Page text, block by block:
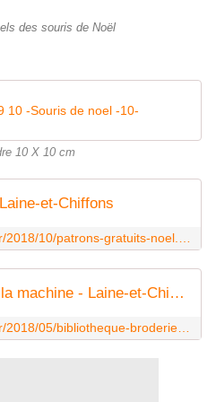
des souris de Noël
10 -Souris de noel -10-
10 X 10 cm
et-Chiffons
Bibliothèque broderie à la machine - Laine-et-Chiffons